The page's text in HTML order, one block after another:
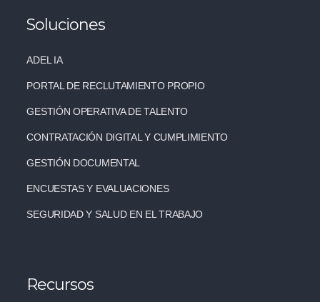
Soluciones
ADEL IA
PORTAL DE RECLUTAMIENTO PROPIO
GESTIÓN OPERATIVA DE TALENTO
CONTRATACIÓN DIGITAL Y CUMPLIMIENTO
GESTIÓN DOCUMENTAL
ENCUESTAS Y EVALUACIONES
SEGURIDAD Y SALUD EN EL TRABAJO
Recursos